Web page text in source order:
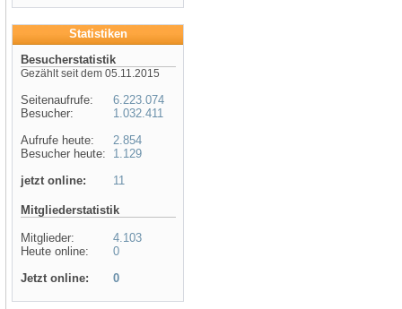
Statistiken
Besucherstatistik
Gezählt seit dem 05.11.2015
Seitenaufrufe:
Besucher:
Aufrufe heute:
Besucher heute:
jetzt online:
6.223.074
1.032.411
2.854
1.129
11
Mitgliederstatistik
Mitglieder:
Heute online:
4.103
0
Jetzt online:
0